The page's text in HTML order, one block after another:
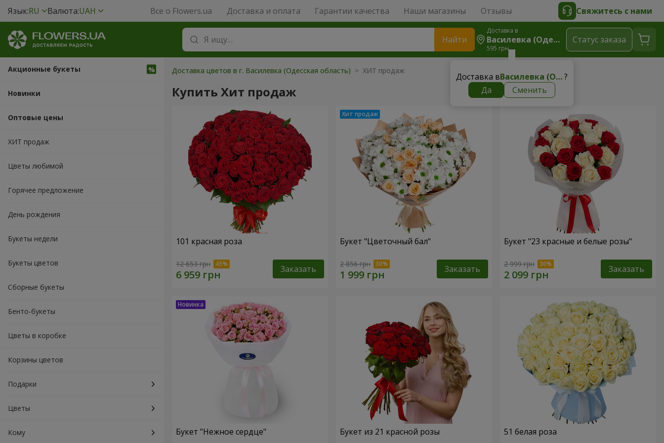
Язык:RU Валюта:UAH Все о Flowers.ua Доставка и оплата Гарантии качества Наши магазины Отзывы Свяжитесь с нами
Найти
Доставка в
Василевка (Одесская Область)
595 грн
Доставка в Василевка (Одесская область)?
Да
Сменить
Cтатус заказа
Акционные букеты
Новинки
Оптовые цены
ХИТ продаж
Цветы любимой
Горячее предложение
День рождения
Букеты недели
Букеты цветов
Сборные букеты
Бенто-букеты
Цветы в коробке
Корзины цветов
Подарки
Цветы
Кому
Доставка цветов в г. Василевка (Одесская область) > ХИТ продаж
Купить Хит продаж
101 красная роза
12 653 грн Заказать
Букет "Цветочный бал"
2 856 грн Заказать
Букет "23 красные и белые розы"
2 999 грн Заказать
Букет "Нежное сердце" Букет из 21 красной розы 51 белая роза